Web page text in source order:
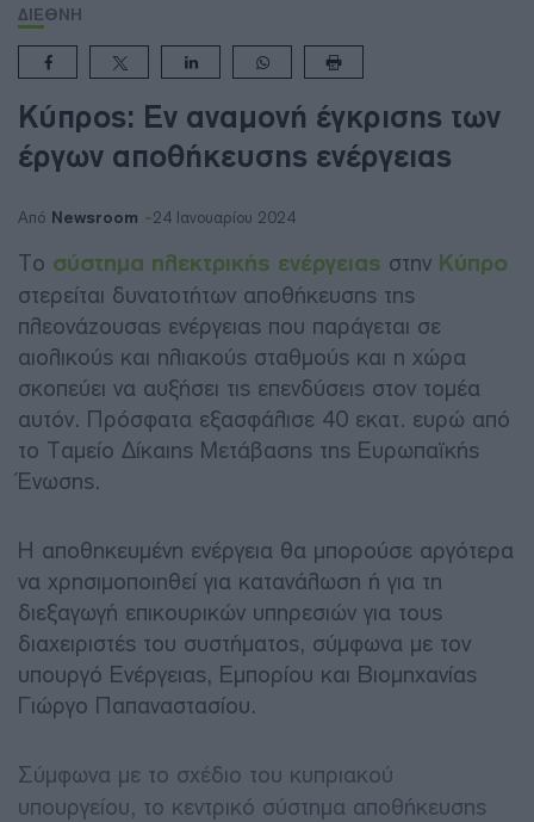
ΔΙΕΘΝΗ
Κύπρος: Εν αναμονή έγκρισης των
έργων αποθήκευσης ενέργειας
Από Newsroom 24 Ιανουαρίου 2024
Το σύστημα ηλεκτρικής ενέργειας στην Κύπρο
στερείται δυνατοτήτων αποθήκευσης της
πλεονάζουσας ενέργειας που παράγεται σε
αιολικούς και ηλιακούς σταθμούς και η χώρα
σκοπεύει να αυξήσει τις επενδύσεις στον τομέα
αυτόν. Πρόσφατα εξασφάλισε 40 εκατ. ευρώ από
το Ταμείο Δίκαιης Μετάβασης της Ευρωπαϊκής
Ένωσης.
Η αποθηκευμένη ενέργεια θα μπορούσε αργότερα
να χρησιμοποιηθεί για κατανάλωση ή για τη
διεξαγωγή επικουρικών υπηρεσιών για τους
διαχειριστές του συστήματος, σύμφωνα με τον
υπουργό Ενέργειας, Εμπορίου και Βιομηχανίας
Γιώργο Παπαναστασίου.
Σύμφωνα με το σχέδιο του κυπριακού
υπουργείου, το κεντρικό σύστημα αποθήκευσης